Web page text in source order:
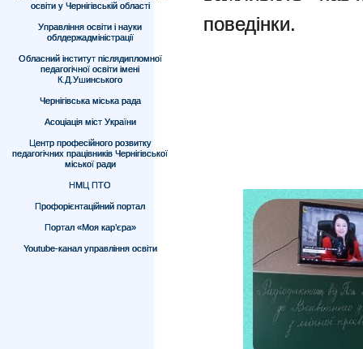
освіти у Чернігівській області
Управління освіти і науки
облдержадміністрації
Обласний інститут післядипломної
педагогічної освіти імені
К.Д.Ушинського
Чернігівська міська рада
Асоціація міст України
Центр професійного розвитку
педагогічних працівників Чернігівської
міської ради
НМЦ ПТО
Профорієнтаційний портал
Портал «Моя кар’єра»
Youtube-канал управління освіти
поведінки.